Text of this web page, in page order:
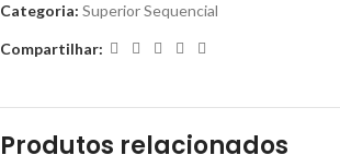
Categoria: Superior Sequencial
Compartilhar:
Produtos relacionados